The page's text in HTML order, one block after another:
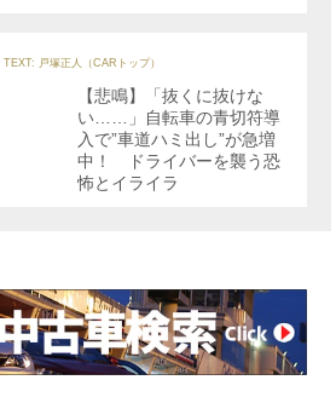
TEXT: 戸塚正人（CARトップ）
【悲鳴】「抜くに抜けな
い……」自転車の青切符導
入で”車道ハミ出し”が急増
中！ ドライバーを襲う恐
怖とイライラ